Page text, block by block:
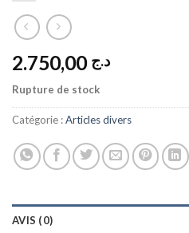
د.ج 2.750,00
Rupture de stock
Catégorie :Articles divers
AVIS (0)